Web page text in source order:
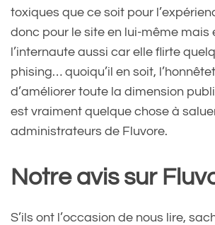
toxiques que ce soit pour
donc pour le site en lui-même mais
l’internaute aussi car elle flirte
phising… quoiqu’il en soit,
d’améliorer toute la dimension
est vraiment quelque chose à
administrateurs de Fluvore.
Notre avis sur
S’ils ont l’occasion de nous lire,